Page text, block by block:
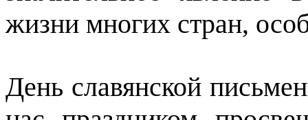
жизни многих стран,
День славянской